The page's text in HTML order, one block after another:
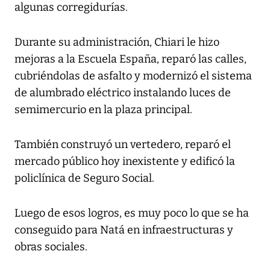
algunas corregidurías.
Durante su administración, Chiari le hizo
mejoras a la Escuela España, reparó las calles,
cubriéndolas de asfalto y modernizó el sistema
de alumbrado eléctrico instalando luces de
semimercurio en la plaza principal.
También construyó un vertedero, reparó el
mercado público hoy inexistente y edificó la
policlínica de Seguro Social.
Luego de esos logros, es muy poco lo que se ha
conseguido para Natá en infraestructuras y
obras sociales.